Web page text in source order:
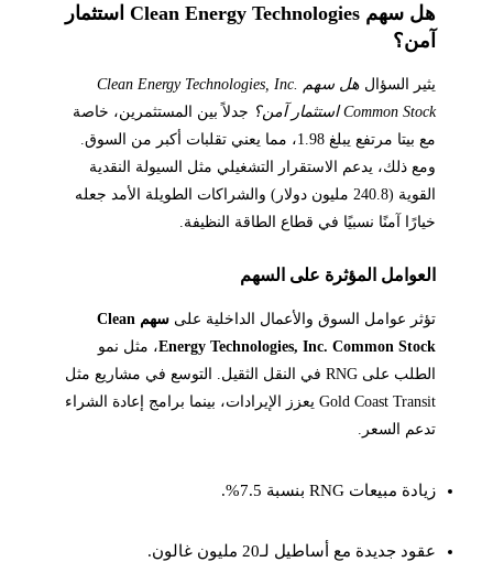
هل سهم Clean Energy Technologies استثمار
آمن؟
يثير السؤال
هل سهم Clean Energy Technologies, Inc.
Common Stock استثمار آمن؟
جدلاً بين المستثمرين، خاصة
مع بيتا مرتفع يبلغ 1.98، مما يعني تقلبات أكبر من السوق.
ومع ذلك، يدعم الاستقرار التشغيلي مثل السيولة النقدية
القوية (240.8 مليون دولار) والشراكات الطويلة الأمد جعله
خيارًا آمنًا نسبيًا في قطاع الطاقة النظيفة.
العوامل المؤثرة على السهم
تؤثر عوامل السوق والأعمال الداخلية على
سهم Clean
Energy Technologies, Inc. Common Stock، مثل نمو
الطلب على RNG في النقل الثقيل. التوسع في مشاريع مثل
Gold Coast Transit يعزز الإيرادات، بينما برامج إعادة الشراء
تدعم السعر.
زيادة مبيعات RNG بنسبة 7.5%.
عقود جديدة مع أساطيل لـ20 مليون غالون.